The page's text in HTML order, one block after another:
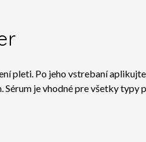
pleti. Po jeho vstrebaní
. Sérum je vhodné pre všetky typy